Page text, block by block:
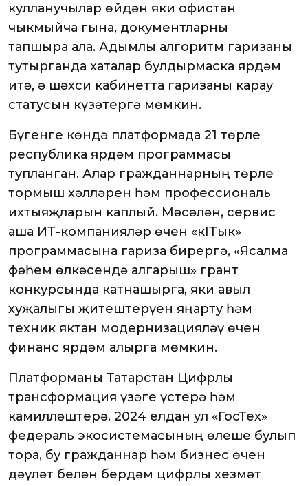
кулланучылар өйдән яки офистан
чыкмыйча гына, документларны
тапшыра ала. Адымлы алгоритм гаризаны
тутырганда хаталар булдырмаска ярдәм
итә, ә шәхси кабинетта гаризаны карау
статусын күзәтергә мөмкин.
Бүгенге көндә платформада 21 төрле
республика ярдәм программасы
тупланган. Алар гражданнарның төрле
тормыш хәлләрен һәм профессиональ
ихтыяҗларын каплый. Мәсәлән, сервис
аша ИТ-компанияләр өчен «кIТык»
программасына гариза бирергә, «Ясалма
фәһем өлкәсендә алгарыш» грант
конкурсында катнашырга, яки авыл
хуҗалыгы җитештерүен яңарту һәм
техник яктан модернизацияләү өчен
финанс ярдәм алырга мөмкин.
Платформаны Татарстан Цифрлы
трансформация үзәге үстерә һәм
камилләштерә. 2024 елдан ул «ГосТех»
федераль экосистемасының өлеше булып
тора, бу гражданнар һәм бизнес өчен
дәүләт белән бердәм цифрлы хезмәт